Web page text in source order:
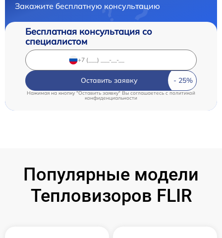
Закажите бесплатную консультацию
Бесплатная консультация со
специалистом
Оставить заявку
Нажимая на кнопку "Оставить заявку" Вы соглашаетесь cполитикой
конфиденциальности
Популярные модели
Тепловизоров FLIR